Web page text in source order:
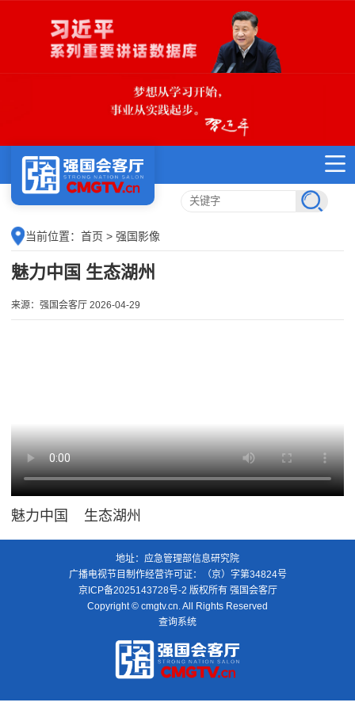
当前位置： 首页 > 强国影像
魅力中国 生态湖州
来源：强国会客厅 2026-04-29
魅力中国 生态湖州
地址：应急管理部信息研究院
广播电视节目制作经营许可证：（京）字第34824号
京ICP备2025143728号-2 版权所有 强国会客厅
Copyright © cmgtv.cn. All Rights Reserved
查询系统